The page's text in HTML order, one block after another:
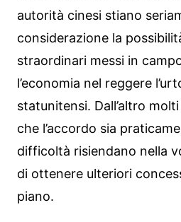
autorità cinesi stiano
considerazione la
straordinari messi in
l’economia nel reggere
statunitensi. Dall’altro
che l’accordo sia
difficoltà risiendano nella
di ottenere ulteriori
piano.